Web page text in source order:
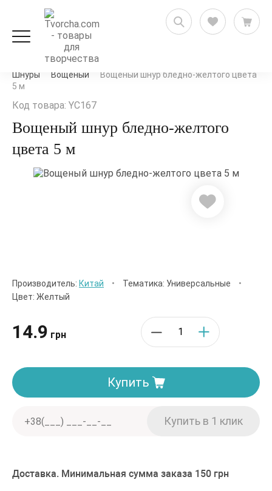
Рукоделие и флористика
Шнуры
Вощеный
Вощеный шнур бледно-желтого цвета
5 м
Код товара: YC167
Вощеный шнур бледно-желтого
цвета 5 м
Производитель: Китай • Тематика: Универсальные
•
Цвет: Желтый
14.9 грн
Купить
Доставка. Минимальная сумма заказа 150 грн